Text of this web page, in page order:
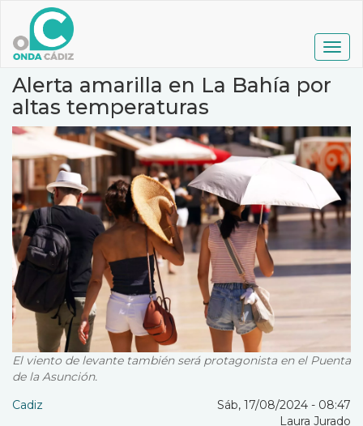
contenido
principal
Alerta amarilla en La Bahía por
altas temperaturas
El viento de levante también será protagonista en el Puenta
de la Asunción.
Cadiz
Sáb, 17/08/2024 - 08:47
Laura Jurado